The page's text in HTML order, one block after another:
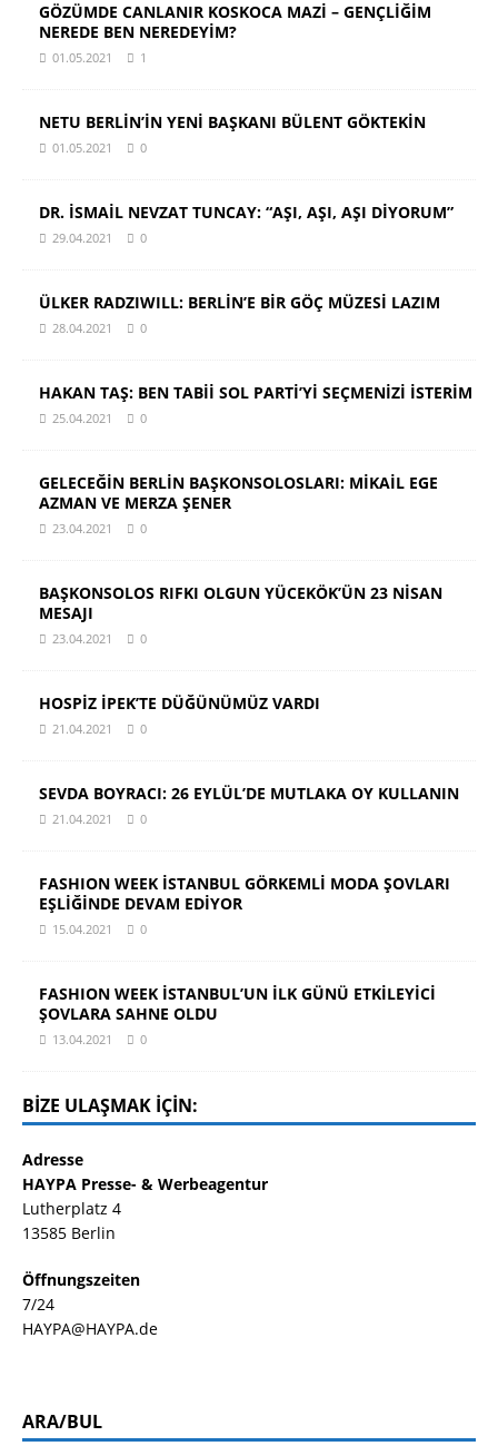
GÖZÜMDE CANLANIR KOSKOCA MAZİ – GENÇLİĞİM
NEREDE BEN NEREDEYİM?
01.05.2021 1
NETU BERLİN’İN YENİ BAŞKANI BÜLENT GÖKTEKİN
01.05.2021 0
DR. İSMAİL NEVZAT TUNCAY: “AŞI, AŞI, AŞI DİYORUM”
29.04.2021 0
ÜLKER RADZIWILL: BERLİN’E BİR GÖÇ MÜZESİ LAZIM
28.04.2021 0
HAKAN TAŞ: BEN TABİİ SOL PARTİ’Yİ SEÇMENİZİ İSTERİM
25.04.2021 0
GELECEĞİN BERLİN BAŞKONSOLOSLARI: MİKAİL EGE
AZMAN VE MERZA ŞENER
23.04.2021 0
BAŞKONSOLOS RIFKI OLGUN YÜCEKÖK’ÜN 23 NİSAN
MESAJI
23.04.2021 0
HOSPİZ İPEK’TE DÜĞÜNÜMÜZ VARDI
21.04.2021 0
SEVDA BOYRACI: 26 EYLÜL’DE MUTLAKA OY KULLANIN
21.04.2021 0
FASHION WEEK İSTANBUL GÖRKEMLİ MODA ŞOVLARI
EŞLİĞİNDE DEVAM EDİYOR
15.04.2021 0
FASHION WEEK İSTANBUL’UN İLK GÜNÜ ETKİLEYİCİ
ŞOVLARA SAHNE OLDU
13.04.2021 0
BIZE ULAŞMAK IÇIN:
Adresse
HAYPA Presse- & Werbeagentur
Lutherplatz 4
13585 Berlin
Öffnungszeiten
7/24
HAYPA@HAYPA.de
ARA/BUL